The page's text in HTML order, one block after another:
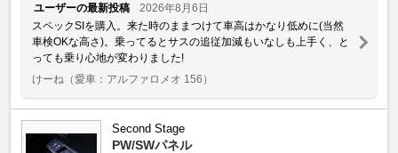
ユーザーの最新投稿
2026年8月6日
スペックSIを購入。来た時のままつけて車高はかなり低めに(当然
車検OKな高さ)。乗ってるとサスの追従加減もいなしも上手く、と
っても乗り心地が変わりました!
けーね （愛車：アルファロメオ 156）
Second Stage
PW/SWパネル